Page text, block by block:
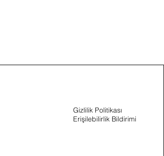
Gizlilik Politikası
Erişilebilirlik Bildirimi